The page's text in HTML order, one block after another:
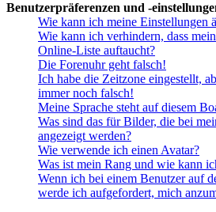
Benutzerpräferenzen und -
Wie kann ich meine Einstellungen
Wie kann ich verhindern, dass
Online-Liste auftaucht?
Die Forenuhr geht falsch!
Ich habe die Zeitzone eingestellt,
immer noch falsch!
Meine Sprache steht auf diesem
Was sind das für Bilder, die bei
angezeigt werden?
Wie verwende ich einen Avatar?
Was ist mein Rang und wie kann
Wenn ich bei einem Benutzer auf
werde ich aufgefordert, mich